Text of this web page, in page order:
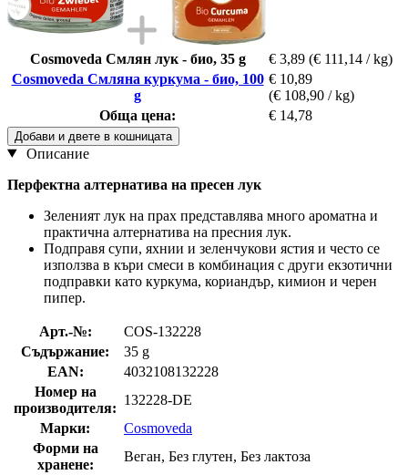
Cosmoveda Смлян лук - био, 35 g € 3,89 (€ 111,14 / kg)
Cosmoveda Смляна куркума - био, 100
g
€ 10,89
(€ 108,90 / kg)
Обща цена:
€ 14,78
Добави и двете в кошницата
Описание
Перфектна алтернатива на пресен лук
Зеленият лук на прах представлява много ароматна и
практична алтернатива на пресния лук.
Подправя супи, яхнии и зеленчукови ястия и често се
използва в къри смеси в комбинация с други екзотични
подправки като куркума, кориандър, кимион и черен
пипер.
Арт.-№:
COS-132228
Съдържание:
35 g
EAN:
4032108132228
Номер на
производителя:
132228-DE
Марки:
Cosmoveda
Форми на
хранене:
Веган, Без глутен, Без лактоза